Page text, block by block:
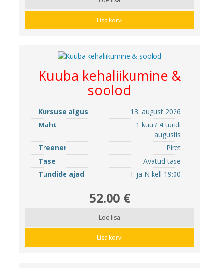
Lisa korvi
Kuuba kehaliikumine &
soolod
Kursuse algus
13. august 2026
Maht
1 kuu / 4 tundi
augustis
Treener
Piret
Tase
Avatud tase
Tundide ajad
T ja N kell 19:00
52.00 €
Loe lisa
Lisa korvi